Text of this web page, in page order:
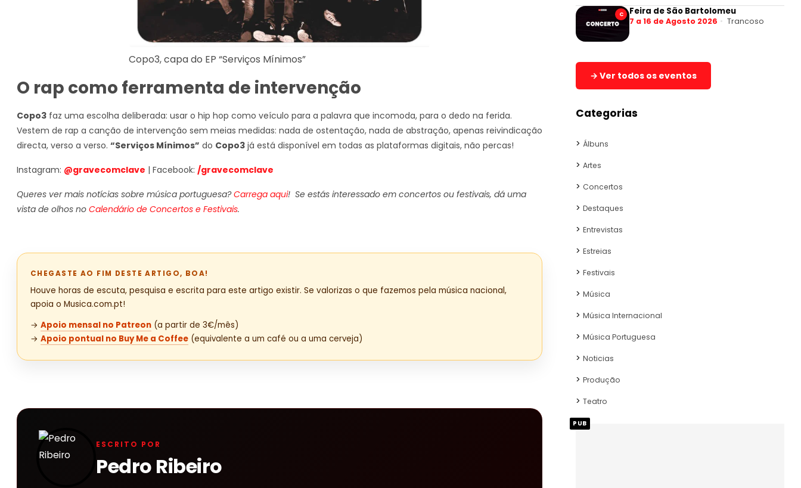
Copo3, capa do EP “Serviços Mínimos”
O rap como ferramenta de intervenção
Copo3 faz uma escolha deliberada: usar o hip hop como veículo para a palavra que incomoda, para o dedo na ferida.
Vestem de rap a canção de intervenção sem meias medidas: nada de ostentação, nada de abstração, apenas reivindicação
directa, verso a verso. “Serviços Mínimos” do Copo3 já está disponível em todas as plataformas digitais, não percas!
Instagram: @gravecomclave | Facebook: /gravecomclave
Queres ver mais notícias sobre música portuguesa?Carrega aqui! Se estás interessado em concertos ou festivais, dá uma
vista de olhos no Calendário de Concertos e Festivais.
CHEGASTE AO FIM DESTE ARTIGO, BOA!
Houve horas de escuta, pesquisa e escrita para este artigo existir. Se valorizas o que fazemos pela música nacional,
apoia o Musica.com.pt!
→ Apoio mensal no Patreon (a partir de 3€/mês)
→ Apoio pontual no Buy Me a Coffee (equivalente a um café ou a uma cerveja)
ESCRITO POR
Pedro Ribeiro
C Feira de São Bartolomeu
7 a 16 de Agosto 2026 Trancoso
→ Ver todos os eventos
Categorias
Álbuns
Artes
Concertos
Destaques
Entrevistas
Estreias
Festivais
Música
Música Internacional
Música Portuguesa
Noticias
Produção
Teatro
PUB